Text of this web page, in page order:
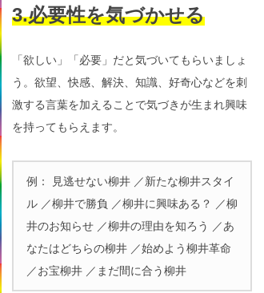
3.必要性を気づかせる
「欲しい」「必要」だと気づいてもらいましょ
う。欲望、快感、解決、知識、好奇心などを刺
激する言葉を加えることで気づきが生まれ興味
を持ってもらえます。
例： 見逃せない柳井 ／新たな柳井スタイ
ル ／柳井で勝負 ／柳井に興味ある？ ／柳
井のお知らせ ／柳井の理由を知ろう ／あ
なたはどちらの柳井 ／始めよう柳井革命
／お宝柳井 ／まだ間に合う柳井